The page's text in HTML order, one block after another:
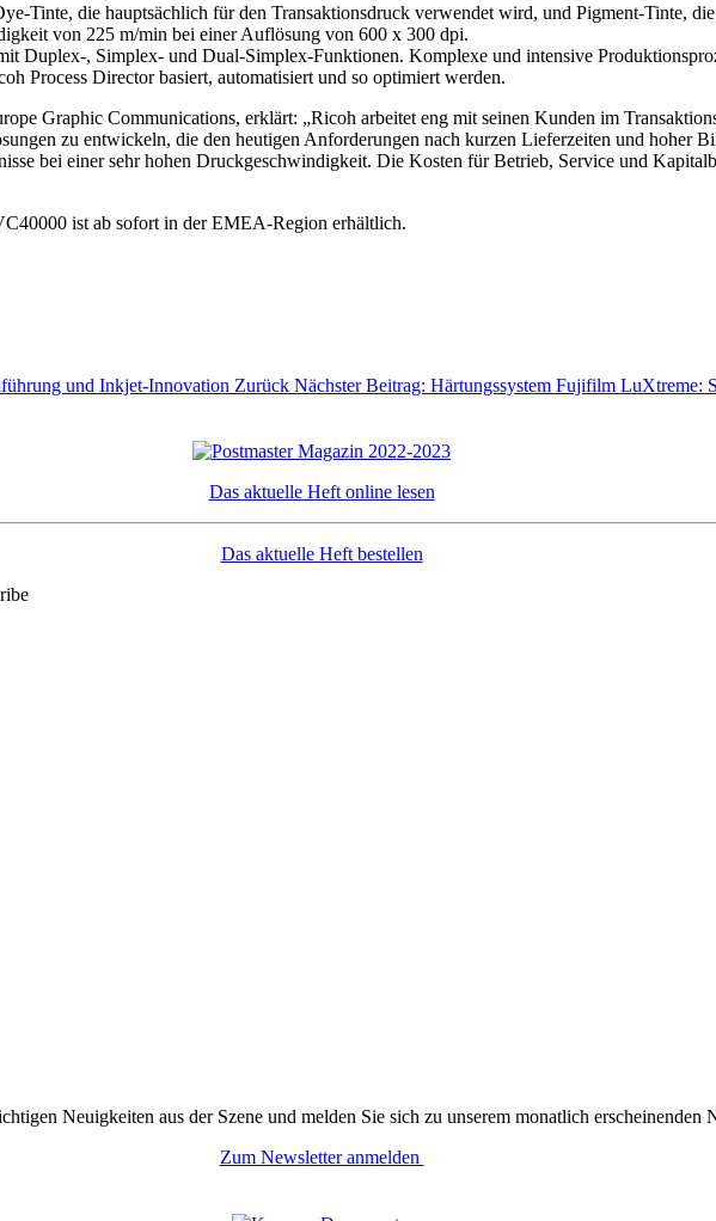
Tinte, die hauptsächlich für den Transaktionsdruck verwendet wird, und Pigment-Tinte,
von 225 m/min bei einer Auflösung von 600 x 300 dpi.
Duplex-, Simplex- und Dual-Simplex-Funktionen. Komplexe und intensive
Process Director basiert, automatisiert und so optimiert werden.
Graphic Communications, erklärt: „Ricoh arbeitet eng mit seinen Kunden im
zu entwickeln, die den heutigen Anforderungen nach kurzen Lieferzeiten und hoher
bei einer sehr hohen Druckgeschwindigkeit. Die Kosten für Betrieb, Service und
ist ab sofort in der EMEA-Region erhältlich.
und Inkjet-Innovation Zurück Nächster Beitrag: Härtungssystem Fujifilm LuXtreme:
Das aktuelle Heft online lesen
Das aktuelle Heft bestellen
Neuigkeiten aus der Szene und melden Sie sich zu unserem monatlich erscheinenden
Zum Newsletter anmelden